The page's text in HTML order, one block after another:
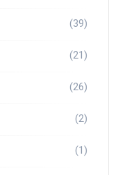
(39)
(21)
(26)
(2)
(1)